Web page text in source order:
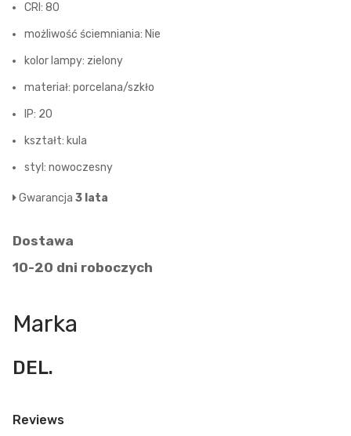
CRI: 80
możliwość ściemniania: Nie
kolor lampy: zielony
materiał: porcelana/szkło
IP: 20
kształt: kula
styl: nowoczesny
Gwarancja 3 lata
Dostawa
10-20 dni roboczych
Marka
DEL.
Reviews